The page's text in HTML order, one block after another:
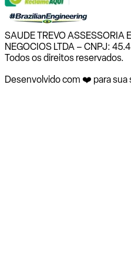
SAUDE TREVO ASSESSORIA
NEGOCIOS LTDA – CNPJ:
Todos os direitos reservados.
Desenvolvido com ❤️ para sua